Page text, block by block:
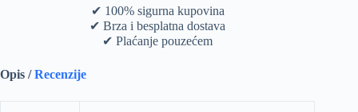
✔ 100% sigurna kupovina
✔ Brza i besplatna dostava
✔ Plaćanje pouzećem
Opis /Recenzije